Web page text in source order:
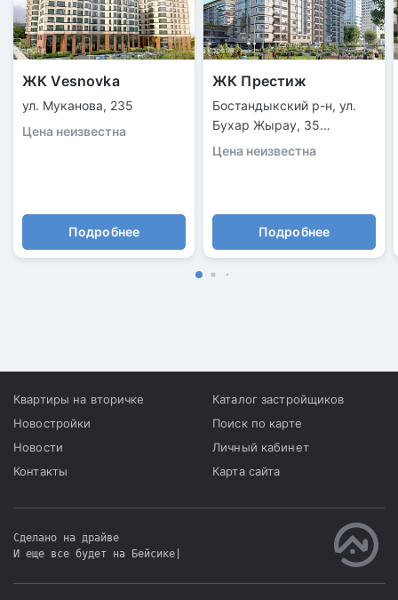
ЖК Vesnovka
ул. Муканова, 235
Цена неизвестна
Подробнее
ЖК Престиж
Бостандыкский р-н, ул.
Бухар Жырау, 35
(Ботанический бульвар/
Цена неизвестна
Подробнее
Квартиры на вторичке
Новостройки
Новости
Контакты
Каталог застройщиков
Поиск по карте
Личный кабинет
Карта сайта
Сделано на драйве
И еще все будет на Бейсике